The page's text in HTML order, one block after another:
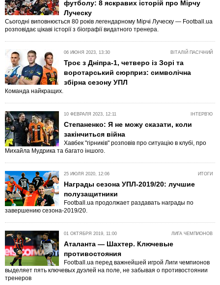
футболу: 8 яскравих історій про Мірчу
Луческу
Сьогодні виповнюється 80 років легендарному Мірчі Луческу — Football.ua
розповідає цікаві історії з біографії видатного тренера.
ВІТАЛІЙ ПАСІЧНИЙ
06 ИЮНЯ 2023, 13:30
Троє з Дніпра-1, четверо із Зорі та
воротарський сюрприз: символічна
збірна сезону УПЛ
Команда найкращих.
ІНТЕРВ'Ю
10 ФЕВРАЛЯ 2023, 12:11
Степаненко: Я не можу сказати, коли
закінчиться війна
Хавбек "гірників" розповів про ситуацію в клубі, про
Михайла Мудрика та багато іншого.
ИТОГИ
25 ИЮЛЯ 2020, 12:06
Награды сезона УПЛ-2019/20: лучшие
полузащитники
Football.ua продолжает раздавать награды по
завершению сезона-2019/20.
ЛИГА ЧЕМПИОНОВ
01 ОКТЯБРЯ 2019, 11:00
Аталанта — Шахтер. Ключевые
противостояния
Football.ua перед важнейшей игрой Лиги чемпионов
выделяет пять ключевых дуэлей на поле, не забывая о противостоянии
тренеров